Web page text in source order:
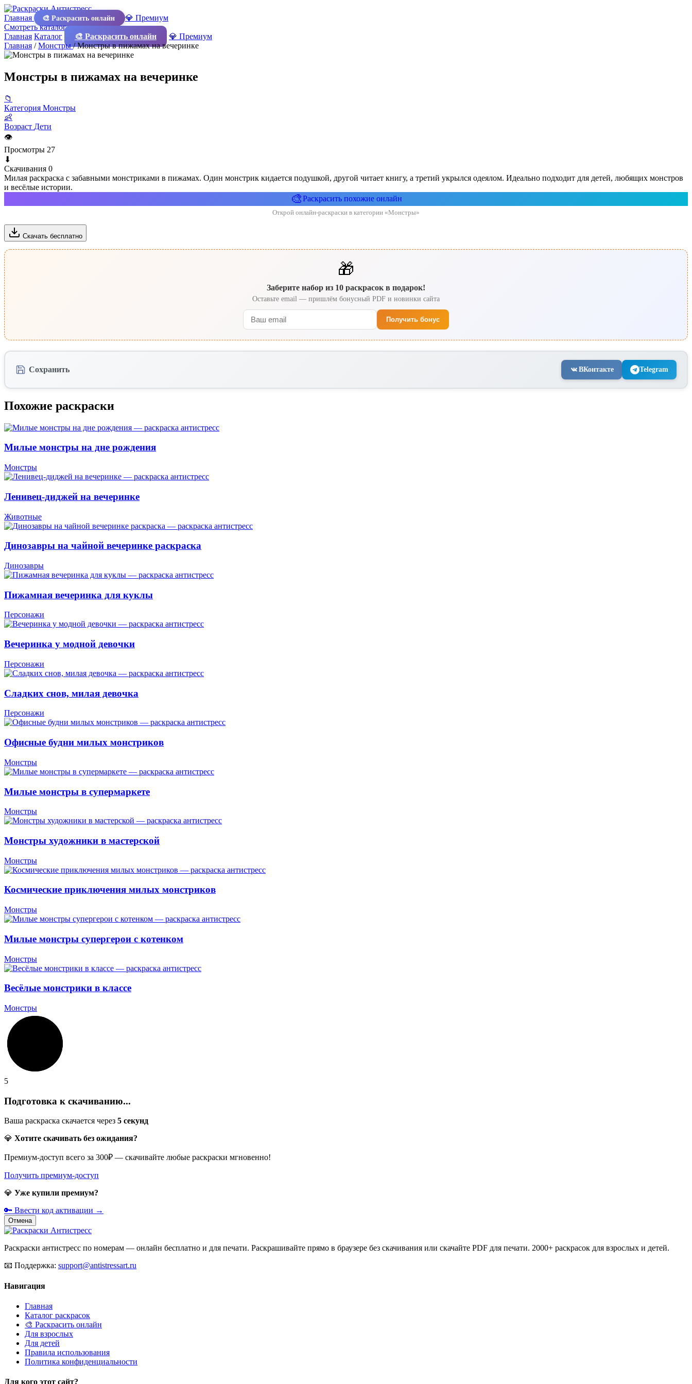
Главная 🎨 Раскрасить онлайн
💎 Премиум
Смотреть каталог
Главная Каталог 🎨 Раскрасить онлайн
💎 Премиум
Главная /Монстры/Монстры в пижамах на вечеринке
Монстры в пижамах на вечеринке
📁
Категория Монстры
👶
Возраст Дети
👁
Просмотры 27
⬇
Скачивания 0
Милая раскраска с забавными монстриками в пижамах. Один монстрик кидается подушкой, другой читает книгу, а третий укрылся одеялом. Идеально подходит для детей, любящих монстров
и весёлые истории.
🎨Раскрасить похожие онлайн
Открой онлайн-раскраски в категории «Монстры»
Скачать бесплатно
🎁
Заберите набор из 10 раскрасок в подарок!
Оставьте email — пришлём бонусный PDF и новинки сайта
Получить бонус
Сохранить ВКонтакте Telegram
Похожие раскраски
Милые монстры на дне рождения
Монстры
Ленивец-диджей на вечеринке
Животные
Динозавры на чайной вечеринке раскраска
Динозавры
Пижамная вечеринка для куклы
Персонажи
Вечеринка у модной девочки
Персонажи
Сладких снов, милая девочка
Персонажи
Офисные будни милых монстриков
Монстры
Милые монстры в супермаркете
Монстры
Монстры художники в мастерской
Монстры
Космические приключения милых монстриков
Монстры
Милые монстры супергерои с котенком
Монстры
Весёлые монстрики в классе
Монстры
5
Подготовка к скачиванию...
Ваша раскраска скачается через 5 секунд
💎 Хотите скачивать без ожидания?
Премиум-доступ всего за 300₽ — скачивайте любые раскраски мгновенно!
Получить премиум-доступ
💎 Уже купили премиум?
🔑 Ввести код активации →
Отмена
Раскраски антистресс по номерам — онлайн бесплатно и для печати. Раскрашивайте прямо в браузере без скачивания или скачайте PDF для печати. 2000+ раскрасок для взрослых и детей.
📧 Поддержка: support@antistressart.ru
Навигация
Главная
Каталог раскрасок
🎨 Раскрасить онлайн
Для взрослых
Для детей
Правила использования
Политика конфиденциальности
Для кого этот сайт?